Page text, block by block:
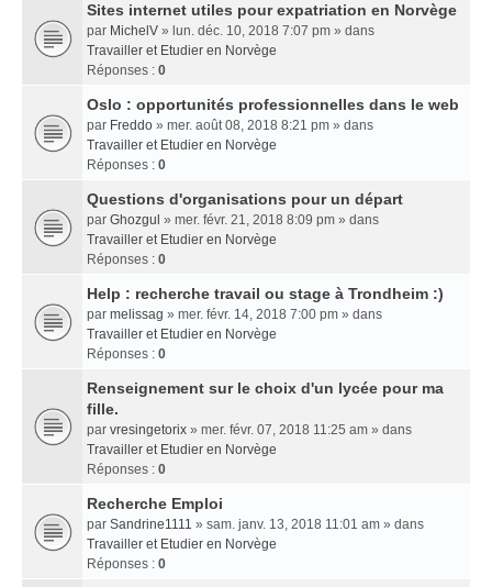
Sites internet utiles pour expatriation en Norvège
par MichelV » lun. déc. 10, 2018 7:07 pm » dans
Travailler et Etudier en Norvège
Réponses : 0
Oslo : opportunités professionnelles dans le web
par Freddo » mer. août 08, 2018 8:21 pm » dans
Travailler et Etudier en Norvège
Réponses : 0
Questions d'organisations pour un départ
par Ghozgul » mer. févr. 21, 2018 8:09 pm » dans
Travailler et Etudier en Norvège
Réponses : 0
Help : recherche travail ou stage à Trondheim :)
par melissag » mer. févr. 14, 2018 7:00 pm » dans
Travailler et Etudier en Norvège
Réponses : 0
Renseignement sur le choix d'un lycée pour ma
fille.
par vresingetorix » mer. févr. 07, 2018 11:25 am » dans
Travailler et Etudier en Norvège
Réponses : 0
Recherche Emploi
par Sandrine1111 » sam. janv. 13, 2018 11:01 am » dans
Travailler et Etudier en Norvège
Réponses : 0